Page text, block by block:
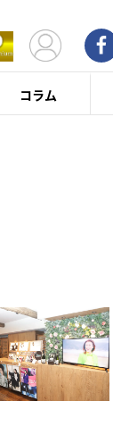
コラム